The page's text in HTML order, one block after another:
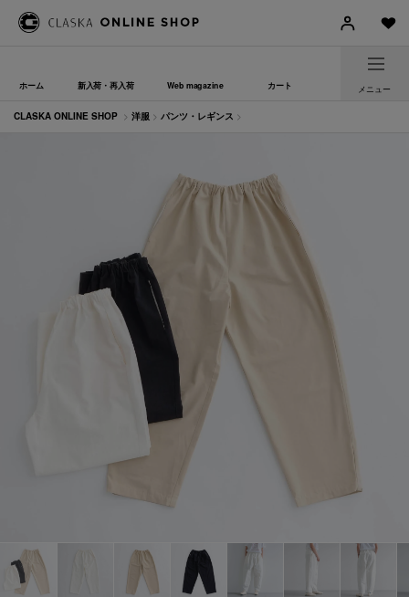
ホーム 新入荷・再入荷 Web magazine カート メニュー
CLASKA ONLINE SHOP > 洋服 > パンツ・レギンス >